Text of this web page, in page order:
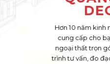
Hơn 10 năm kinh
cung cấp cho
ngoại thất trọn
trình tư vấn, đo